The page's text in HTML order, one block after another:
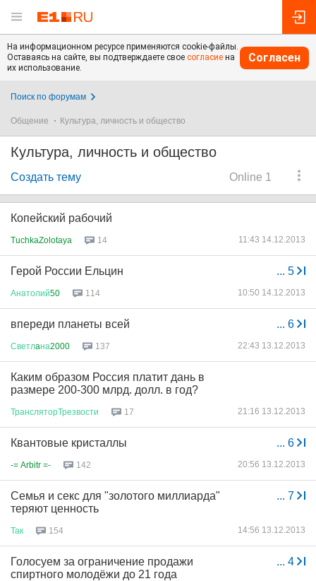
На информационном ресурсе применяются cookie-файлы.
Оставаясь на сайте, вы подтверждаете свое согласие на
их использование.
Согласен
Поиск по форумам
Общение Культура, личность и общество
Культура, личность и общество
Online 1
Создать тему
Копейский рабочий
TuchkaZolotaya 14 11:43 14.12.2013
... 5
Герой России Ельцин
Анатолий50 114 10:50 14.12.2013
... 6
впереди планеты всей
Светлaна2000 137 22:43 13.12.2013
Каким образом Россия платит дань в
размере 200-300 млрд. долл. в год?
ТрансляторТрезвости 17 21:16 13.12.2013
... 6
Квантовые кристаллы
-= Arbitr =- 142 20:56 13.12.2013
... 7
Семья и секс для "золотого миллиарда"
теряют ценность
Так 154 14:56 13.12.2013
... 4
Голосуем за ограничение продажи
спиртного молодёжи до 21 года